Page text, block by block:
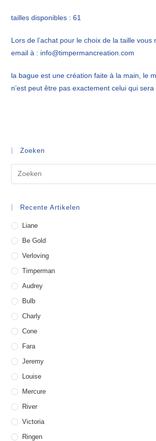
tailles disponibles : 61
Lors de l’achat pour le choix de la taille vous
email à : info@timpermancreation.com
la bague est une création faite à la main, le
n’est peut être pas exactement celui qui sera
Zoeken
Recente Artikelen
Liane
Be Gold
Verloving
Timperman
Audrey
Bulb
Charly
Cone
Fara
Jeremy
Louise
Mercure
River
Victoria
Ringen